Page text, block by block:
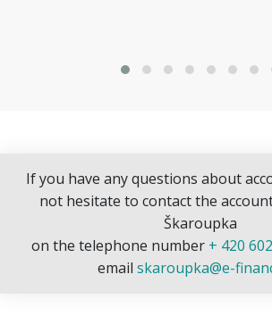
If you have any questions about
not hesitate to contact the
Škaroupka
on the telephone number + 420
email skaroupka@e-